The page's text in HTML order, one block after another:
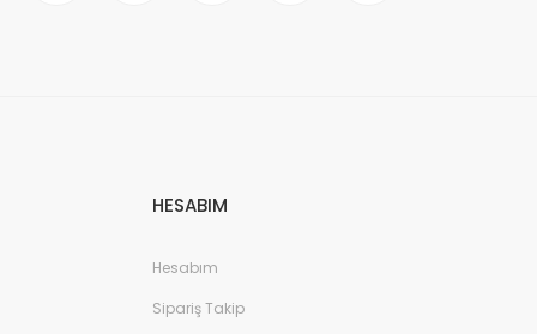
HESABIM
Hesabım
Sipariş Takip